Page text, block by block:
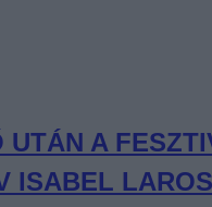
UTÁN A
ISABEL